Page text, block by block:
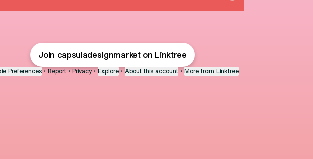
Join capsuladesignmarket on Linktree
Preferences • Report • Privacy • Explore • About this account • More from Linktree